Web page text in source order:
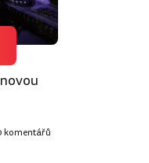
komentářů